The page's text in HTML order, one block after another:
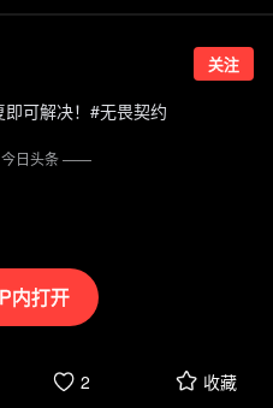
内打开
关注
可解决！#无畏契约
2 收藏
今日头条——